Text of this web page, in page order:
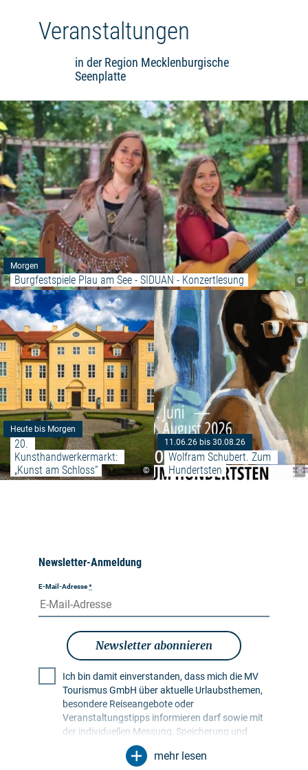
Veranstaltungen
in der Region Mecklenburgische
Seenplatte
©
Morgen
Burgfestspiele Plau am See - SIDUAN - Konzertlesung
©
Heute bis Morgen
20.
Kunsthandwerkermarkt:
„Kunst am Schloss“
Weiterlesen: "20.
©
11.06.26 bis 30.08.26
Wolfram Schubert. Zum
Hundertsten
Newsletter-Anmeldung
E-Mail-Adresse*
Newsletter abonnieren
Ich bin damit einverstanden, dass mich die MV
Tourismus GmbH über aktuelle Urlaubsthemen,
besondere Reiseangebote oder
Veranstaltungstipps informieren darf sowie mit
der individuellen Messung, Speicherung und
Auswertung von Öffnungs- und Klickraten in
Empfängerprofilen zu Zwecken der Gestaltung
mehr lesen